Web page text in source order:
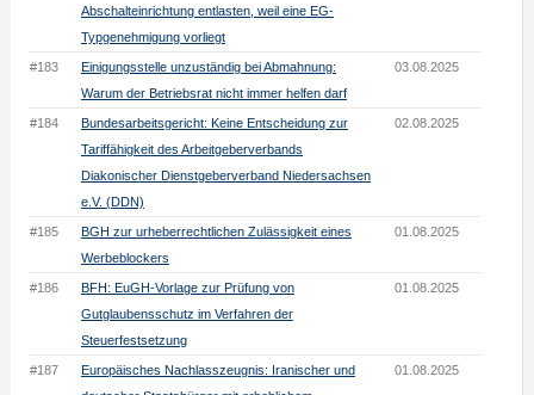
Abschalteinrichtung entlasten, weil eine EG-
Typgenehmigung vorliegt
#183
Einigungsstelle unzuständig bei Abmahnung:
Warum der Betriebsrat nicht immer helfen darf
03.08.2025
#184
Bundesarbeitsgericht: Keine Entscheidung zur
Tariffähigkeit des Arbeitgeberverbands
Diakonischer Dienstgeberverband Niedersachsen
e.V. (DDN)
02.08.2025
#185
BGH zur urheberrechtlichen Zulässigkeit eines
Werbeblockers
01.08.2025
#186
BFH: EuGH-Vorlage zur Prüfung von
Gutglaubensschutz im Verfahren der
Steuerfestsetzung
01.08.2025
#187
Europäisches Nachlasszeugnis: Iranischer und
01.08.2025